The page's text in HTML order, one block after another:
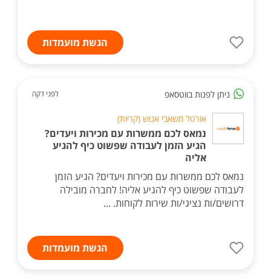
הגשת מועמדות
ניתן לפנות בווטסאפ לפני דקה
אורטל משאבי אנוש (קריות)
נמאס לכם ממשרות עם מכירות ויעדים?
הגיע הזמן לעבודה שפשוט כיף להגיע
אליה
נמאס לכם ממשרות עם מכירות ויעדים? הגיע הזמן
לעבודה שפשוט כיף להגיע אליה! לחברה מובילה
דרושים/ות נציגי/ות שירות לקוחות. ...
הגשת מועמדות